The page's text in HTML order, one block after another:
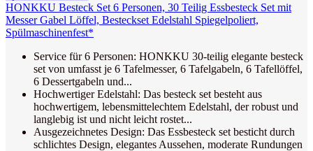
HONKKU Besteck Set 6 Personen, 30 Teilig Essbesteck Set mit
Messer Gabel Löffel, Besteckset Edelstahl Spiegelpoliert,
Spülmaschinenfest*
Service für 6 Personen: HONKKU 30-teilig elegante besteck
set von umfasst je 6 Tafelmesser, 6 Tafelgabeln, 6 Tafellöffel,
6 Dessertgabeln und...
Hochwertiger Edelstahl: Das besteck set besteht aus
hochwertigem, lebensmittelechtem Edelstahl, der robust und
langlebig ist und nicht leicht rostet...
Ausgezeichnetes Design: Das Essbesteck set besticht durch
schlichtes Design, elegantes Aussehen, moderate Rundungen